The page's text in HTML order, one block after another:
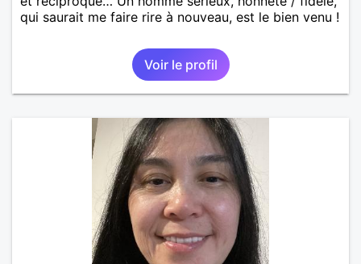
qui saurait me faire rire à nouveau, est le bien venu !
Voir le profil